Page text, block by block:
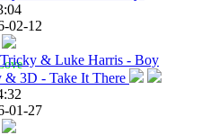
02-12
& Luke Harris - Boy
01-27